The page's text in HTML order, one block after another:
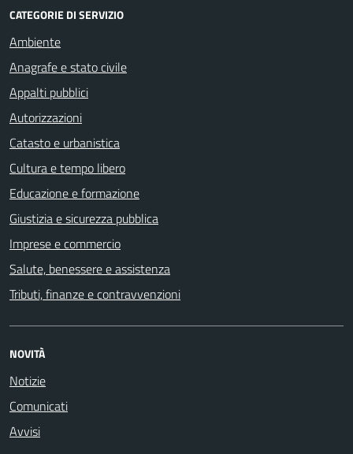
CATEGORIE DI SERVIZIO
Ambiente
Anagrafe e stato civile
Appalti pubblici
Autorizzazioni
Catasto e urbanistica
Cultura e tempo libero
Educazione e formazione
Giustizia e sicurezza pubblica
Imprese e commercio
Salute, benessere e assistenza
Tributi, finanze e contravvenzioni
NOVITÀ
Notizie
Comunicati
Avvisi